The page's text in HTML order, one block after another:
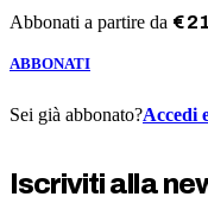
Abbonati a partire da €21
ABBONATI
Sei già abbonato?Accedi
Iscriviti alla